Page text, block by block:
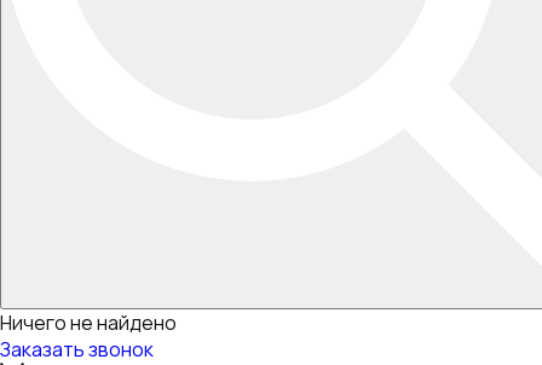
Ничего не найдено
Заказать звонок